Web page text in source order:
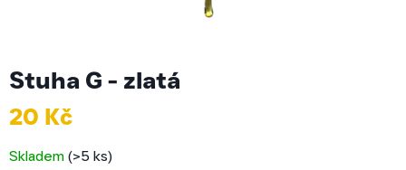
Stuha G - zlatá
20 Kč
cena:
Skladem (>5 ks)